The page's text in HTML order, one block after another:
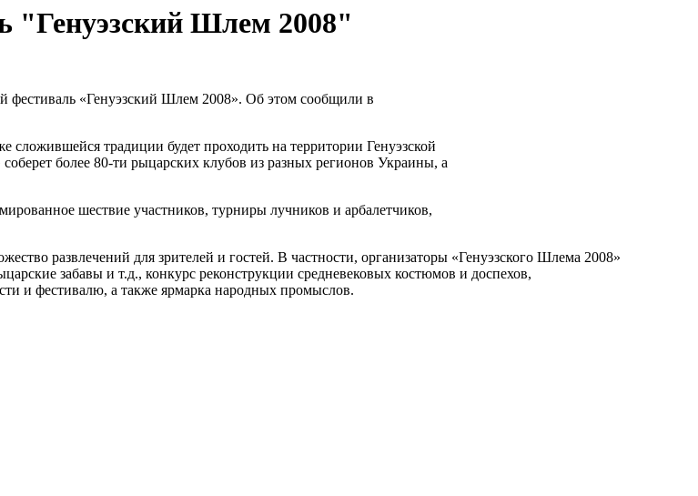
"Генуэзский Шлем 2008"
фестиваль «Генуэзский Шлем 2008». Об этом сообщили в
традиции будет проходить на территории Генуэзской
более 80-ти рыцарских клубов из разных регионов Украины, а
шествие участников, турниры лучников и арбалетчиков,
развлечений для зрителей и гостей. В частности, организаторы «Генуэзского Шлема 2008»
забавы и т.д., конкурс реконструкции средневековых костюмов и доспехов,
и фестивалю, а также ярмарка народных промыслов.